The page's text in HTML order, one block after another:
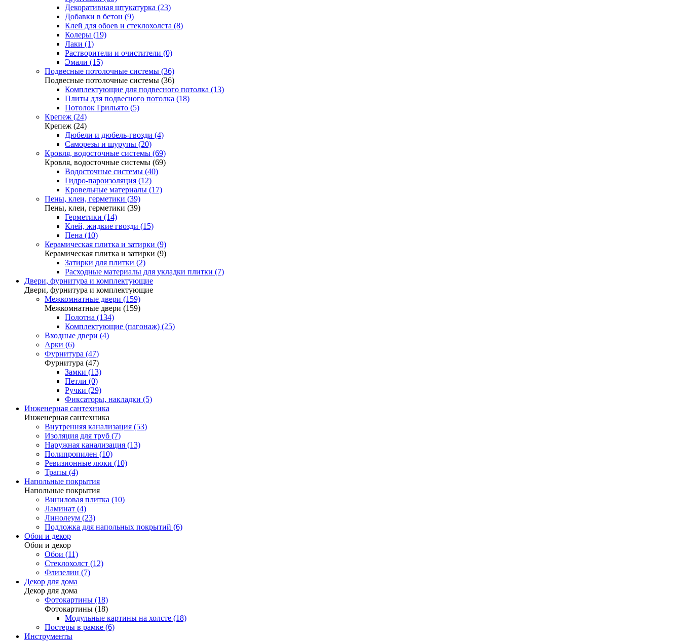
Декоративная штукатурка (23)
Добавки в бетон (9)
Клей для обоев и стеклохолста (8)
Колеры (19)
Лаки (1)
Растворители и очистители (0)
Эмали (15)
Подвесные потолочные системы (36)
Подвесные потолочные системы (36)
Комплектующие для подвесного потолка (13)
Плиты для подвесного потолка (18)
Потолок Грильято (5)
Крепеж (24)
Крепеж (24)
Дюбели и дюбель-гвозди (4)
Саморезы и шурупы (20)
Кровля, водосточные системы (69)
Кровля, водосточные системы (69)
Водосточные системы (40)
Гидро-пароизоляция (12)
Кровельные материалы (17)
Пены, клеи, герметики (39)
Пены, клеи, герметики (39)
Герметики (14)
Клей, жидкие гвозди (15)
Пена (10)
Керамическая плитка и затирки (9)
Керамическая плитка и затирки (9)
Затирки для плитки (2)
Расходные материалы для укладки плитки (7)
Двери, фурнитура и комплектующие
Двери, фурнитура и комплектующие
Межкомнатные двери (159)
Межкомнатные двери (159)
Полотна (134)
Комплектующие (пагонаж) (25)
Входные двери (4)
Арки (6)
Фурнитура (47)
Фурнитура (47)
Замки (13)
Петли (0)
Ручки (29)
Фиксаторы, накладки (5)
Инженерная сантехника
Инженерная сантехника
Внутренняя канализация (53)
Изоляция для труб (7)
Наружная канализация (13)
Полипропилен (10)
Ревизионные люки (10)
Трапы (4)
Напольные покрытия
Напольные покрытия
Виниловая плитка (10)
Ламинат (4)
Линолеум (23)
Подложка для напольных покрытий (6)
Обои и декор
Обои и декор
Обои (11)
Стеклохолст (12)
Флизелин (7)
Декор для дома
Декор для дома
Фотокартины (18)
Фотокартины (18)
Модульные картины на холсте (18)
Постеры в рамке (6)
Инструменты